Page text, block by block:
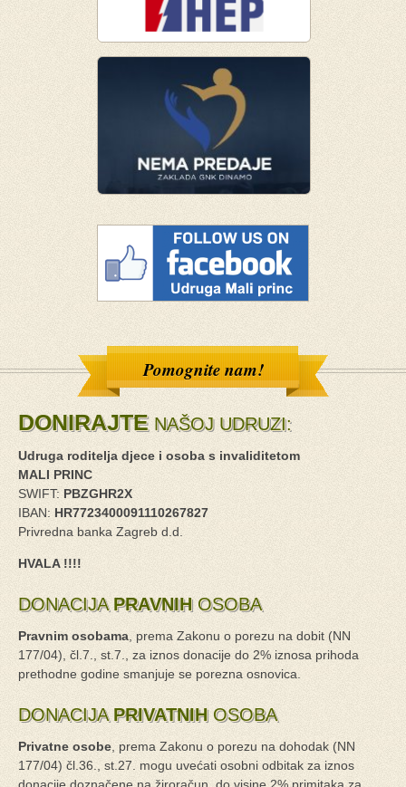
Pomognite nam!
DONIRAJTE NAŠOJ UDRUZI:
Udruga roditelja djece i osoba s invaliditetom
MALI PRINC
SWIFT:PBZGHR2X
IBAN: HR7723400091110267827
Privredna banka Zagreb d.d.
HVALA !!!!
DONACIJAPRAVNIH OSOBA
Pravnim osobama , prema Zakonu o porezu na dobit (NN
177/04), čl.7., st.7., za iznos donacije do 2% iznosa prihoda
prethodne godine smanjuje se porezna osnovica.
DONACIJA PRIVATNIH OSOBA
Privatne osobe , prema Zakonu o porezu na dohodak (NN
177/04) čl.36., st.27. mogu uvećati osobni odbitak za iznos